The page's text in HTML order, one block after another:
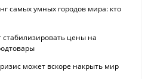
самых умных городов мира: кто
стабилизировать цены на
может вскоре накрыть мир